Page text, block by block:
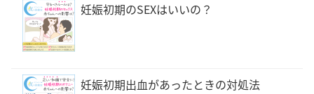
妊娠初期のSEXはいいの？
妊娠初期出血があったときの対処法